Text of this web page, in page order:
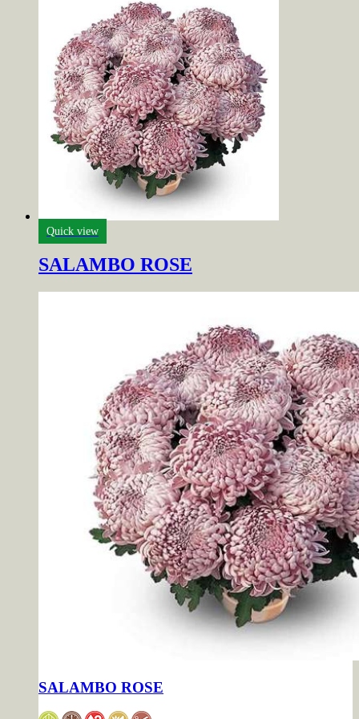
Quick view
SALAMBO ROSE
SALAMBO ROSE